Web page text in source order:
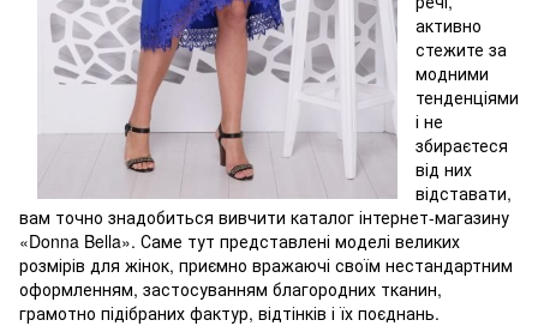
активно
стежите за
модними
тенденціями
і не
збираєтеся
від них
відставати,
вам точно знадобиться вивчити каталог інтернет-магазину
«Donna Bella». Саме тут представлені моделі великих
розмірів для жінок, приємно вражаючі своїм нестандартним
оформленням, застосуванням благородних тканин,
грамотно підібраних фактур, відтінків і їх поєднань.